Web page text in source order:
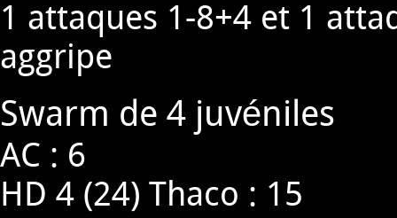
1 attaques 1-8+4 et 1
aggripe
Swarm de 4 juvéniles
AC : 6
HD 4 (24) Thaco : 15